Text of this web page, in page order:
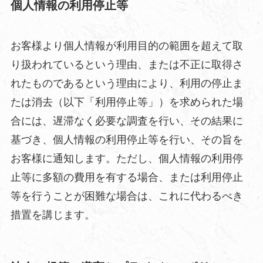
個人情報の利用停止等
お客様より個人情報が利用目的の範囲を超えて取
り扱われているという理由、または不正に取得さ
れたものであるという理由により、利用の停止ま
たは消去（以下「利用停止等」）を求められた場
合には、遅滞なく必要な調査を行い、その結果に
基づき、個人情報の利用停止等を行い、その旨を
お客様に通知します。ただし、個人情報の利用停
止等に多額の費用を有する場合、または利用停止
等を行うことが困難な場合は、これに代わるべき
措置を講じます。